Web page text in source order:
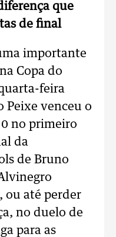
que
de final
importante
Copa do
feira
Peixe venceu o
0 no primeiro
da
de Bruno
ou até perder
no duelo de
para as